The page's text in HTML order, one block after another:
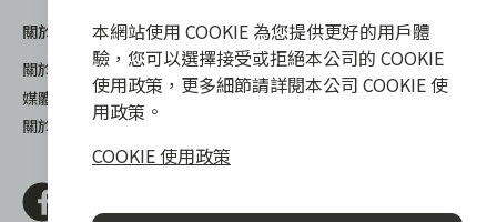
關於我們
關於 zingala 銀角零卡
媒體報導
關於中租
下載
iOS
android
本網站使用 COOKIE 為您提供更好的用戶體
驗，您可以選擇接受或拒絕本公司的 COOKIE
使用政策，更多細節請詳閱本公司 COOKIE 使
用政策。
COOKIE 使用政策